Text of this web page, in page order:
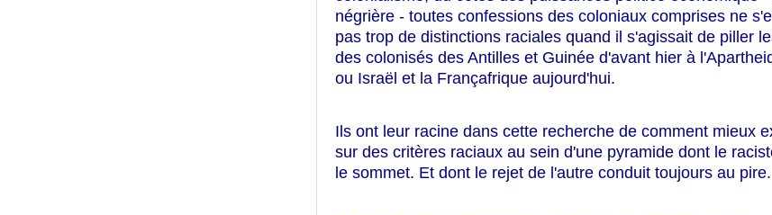
négrière - toutes confessions des coloniaux comprises ne
pas trop de distinctions raciales quand il s'agissait de piller
des colonisés des Antilles et Guinée d'avant hier à
ou Israël et la Françafrique aujourd'hui.
Ils ont leur racine dans cette recherche de comment mieux
sur des critères raciaux au sein d'une pyramide dont le
le sommet. Et dont le rejet de l'autre conduit toujours au pire.